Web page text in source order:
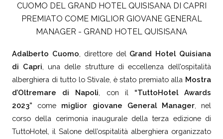
CUOMO DEL GRAND HOTEL QUISISANA DI CAPRI
PREMIATO COME MIGLIOR GIOVANE GENERAL
MANAGER - GRAND HOTEL QUISISANA
Adalberto Cuomo , direttore del Grand Hotel Quisiana
di Capri , una delle strutture di eccellenza dell’ospitalità
alberghiera di tutto lo Stivale, è stato premiato alla Mostra
d’Oltremare di Napoli , con il “TuttoHotel Awards
2023” come miglior giovane General Manager, nel
corso della cerimonia inaugurale della terza edizione di
TuttoHotel, il Salone dell’ospitalità alberghiera organizzato